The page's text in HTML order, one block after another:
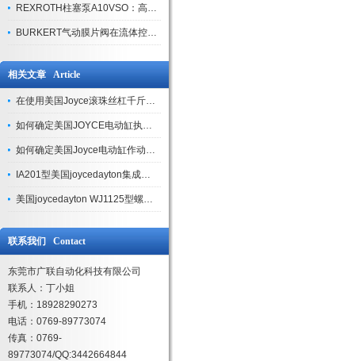
REXROTH柱塞泵A10VSO：高效液压系统的核心组件
BURKERT气动膜片阀在流体控制中的应用
相关文章 Article
在使用美国Joyce滚珠丝杠千斤顶需要了解的知识
如何确定美国JOYCE电动缸执行器的尺寸
如何确定美国Joyce电动缸作动器的尺寸
IA201型美国joycedayton集成执行器工作原理
美国joycedayton WJ1125型螺旋千斤顶使用方法
联系我们 Contact
东莞市广联自动化科技有限公司
联系人：丁小姐
手机：18928290273
电话：0769-89773074
传真：0769-
89773074/QQ:3442664844